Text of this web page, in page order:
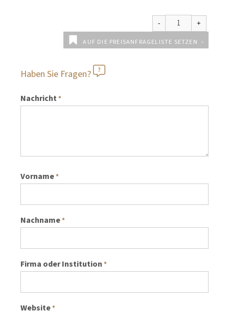
AUF DIE PREISANFRAGELISTE SETZEN
Haben Sie Fragen?
Nachricht*
Vorname*
Nachname*
Firma oder Institution *
Website*